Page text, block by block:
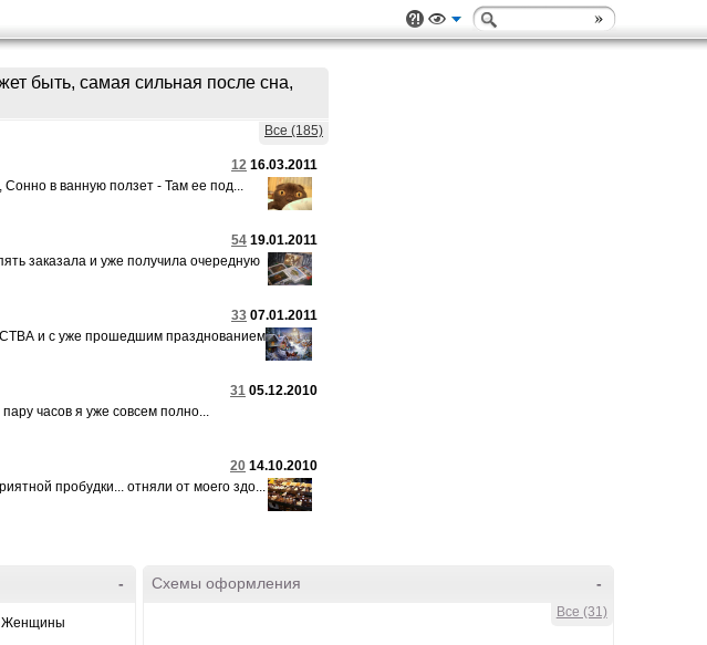
быть, самая сильная после сна,
Все (185)
12 16.03.2011
в ванную ползет - Там ее под...
54 19.01.2011
заказала и уже получила очередную
33 07.01.2011
и с уже прошедшим празднованием
31 05.12.2010
часов я уже совсем полно...
20 14.10.2010
пробудки... отняли от моего здо...
-
Женщины
-
Схемы оформления
Все (31)